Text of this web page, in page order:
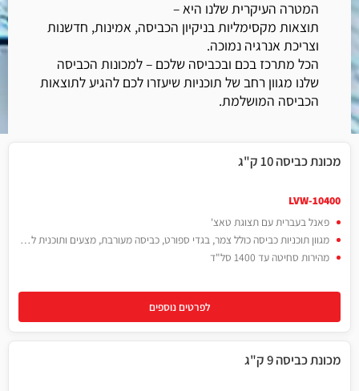
המטרה העיקרית שלנו היא –
תוצאות מקסימליות בניקיון הכביסה, אמינות, חדשנות
וצריכת אנרגיה נמוכה.
הכל מתרכז בכם ובכביסה שלכם – למכונות הכביסה
שלנו מגוון רחב של תוכניות שיעזרו לכם להגיע לתוצאות
הכביסה המושלמת.
מכונת כביסה 10 ק"ג
LVW-10400
פאנל בעברית עם תצוגת טאצ'
מגוון תוכניות כביסה כולל צמר, בגדי ספורט, כביסה מעורבת, מצעים ותוכנית לבעלי אלרגיה
מהירות סחיטה עד 1400 סל"ד
לפרטים נוספים
מכונת כביסה 9 ק"ג